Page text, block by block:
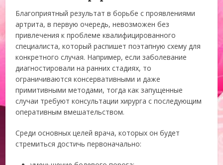
Благоприятный результат в борьбе с проявлениями
артрита, в первую очередь, невозможен без
привлечения к проблеме квалифицированного
специалиста, который распишет поэтапную схему для
конкретного случая. Например, если заболевание
диагностировали на ранних стадиях, то
ограничиваются консервативными и даже
примитивными методами, тогда как запущенные
случаи требуют консультации хирурга с последующим
оперативным вмешательством.
Среди основных целей врача, которых он будет
стремиться достичь первоначально: